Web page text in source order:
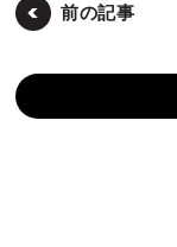
前の記事